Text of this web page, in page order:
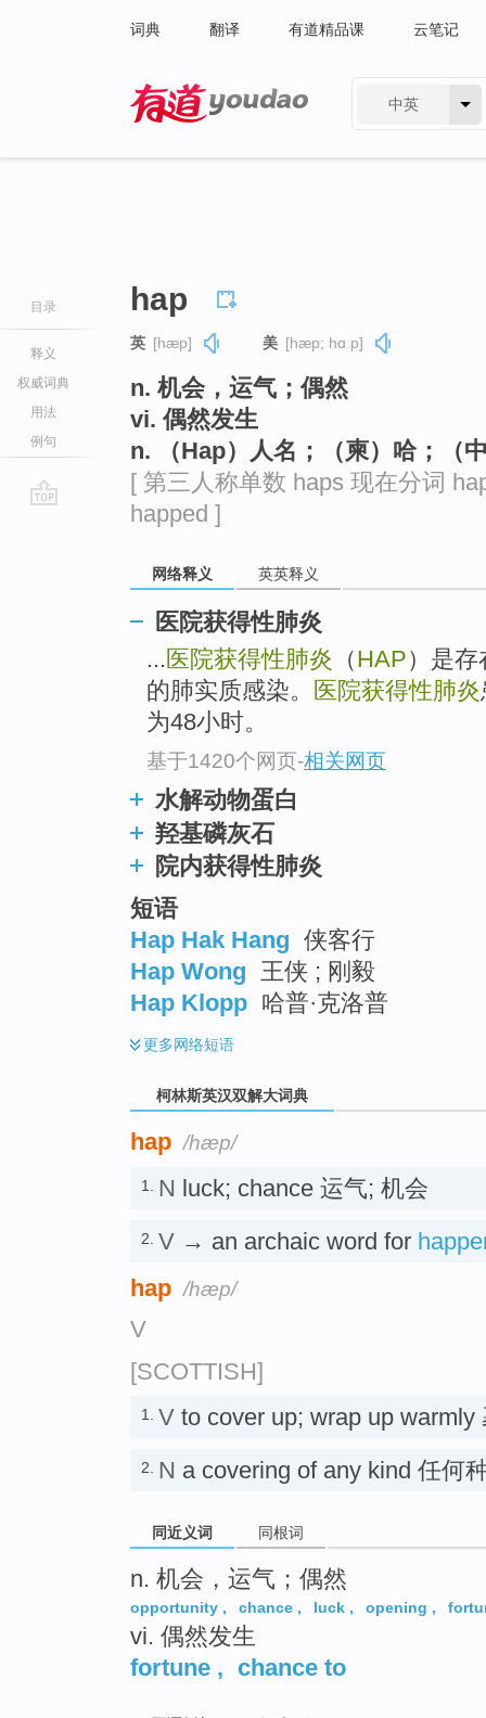
词典 翻译 有道精品课 云笔记
中英
目录
释义
权威词典
用法
例句
hap
英 [hæp] 美 [hæp; hɑːp]
n. 机会，运气；偶然
vi. 偶然发生
n. （Hap）人名；（柬）哈；（
[ 第三人称单数 haps 现在分词
happed ]
网络释义 英英释义
医院获得性肺炎
... 医院获得性肺炎 （HAP）是
的肺实质感染。
医院获得性肺炎
为48小时。
基于1420个网页-相关网页
水解动物蛋白
羟基磷灰石
院内获得性肺炎
短语
Hap Hak Hang 侠客行
Hap Wong 王侠 ; 刚毅
Hap Klopp 哈普·克洛普
更多网络短语
柯林斯英汉双解大词典
hap /hæp/
1. N luck; chance 运气; 机会
2. V → an archaic word for
hap /hæp/
V
[SCOTTISH]
1. V to cover up; wrap up warmly
2. N a covering of any kind 任何
同近义词 同根词
n. 机会，运气；偶然
opportunity , chance , luck , opening ,
vi. 偶然发生
fortune , chance to